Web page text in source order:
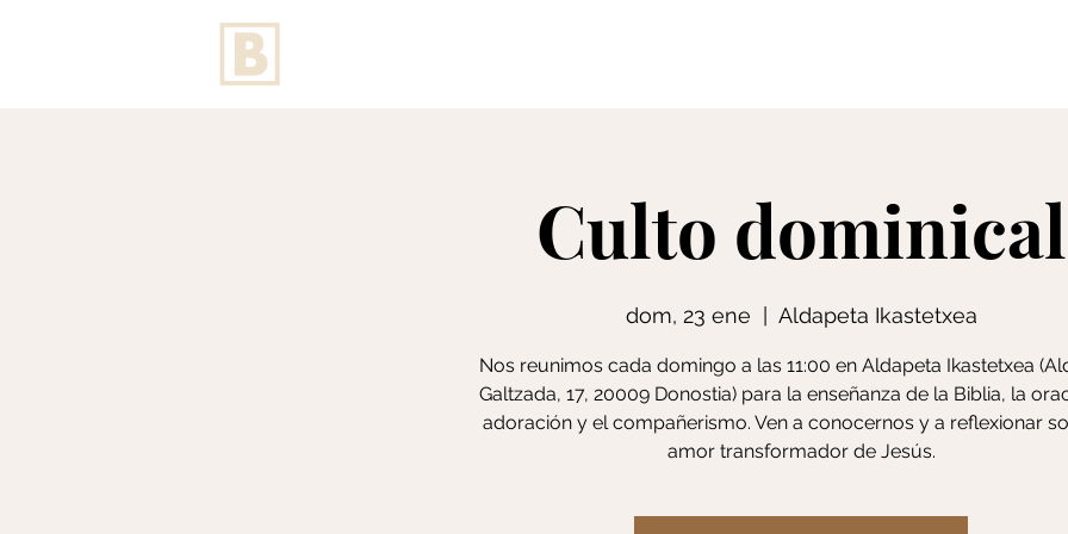
Culto dominical
dom, 23 ene Aldapeta Ikastetxea
Nos reunimos cada domingo a las 11:00 en Aldapeta Ikastetxea
Galtzada, 17, 20009 Donostia) para la enseñanza de la Biblia, la
adoración y el compañerismo. Ven a conocernos y a reflexionar
amor transformador de Jesús.